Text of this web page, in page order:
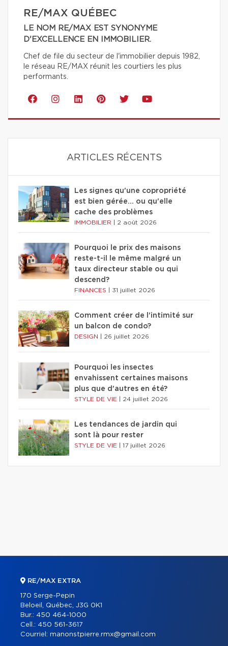
RE/MAX QUÉBEC
LE NOM RE/MAX EST SYNONYME
D'EXCELLENCE EN IMMOBILIER.
Chef de file du secteur de l'immobilier depuis 1982,
le réseau RE/MAX réunit les courtiers les plus
performants.
ARTICLES RÉCENTS
Les signes qu'une copropriété
est bien gérée… ou qu'elle
cache des problèmes
IMMOBILIER 2 août 2026
Pourquoi le prix des maisons
reste-t-il le même malgré un
taux directeur stable ou qui
descend?
FINANCES 31 juillet 2026
Comment créer de l'intimité sur
un balcon de condo?
DESIGN 26 juillet 2026
Pourquoi les insectes
envahissent certaines maisons
plus que d'autres en été?
STYLE DE VIE 24 juillet 2026
Les tendances de jardin qui
sont là pour rester
STYLE DE VIE 17 juillet 2026
RE/MAX EXTRA
170 Serge-Pepin
Beloeil, Québec, J3G 0K1
Bur.: 450 464-1000
Cell.: 450 561-3617
Courriel: manonstpierre.rmx@gmail.com